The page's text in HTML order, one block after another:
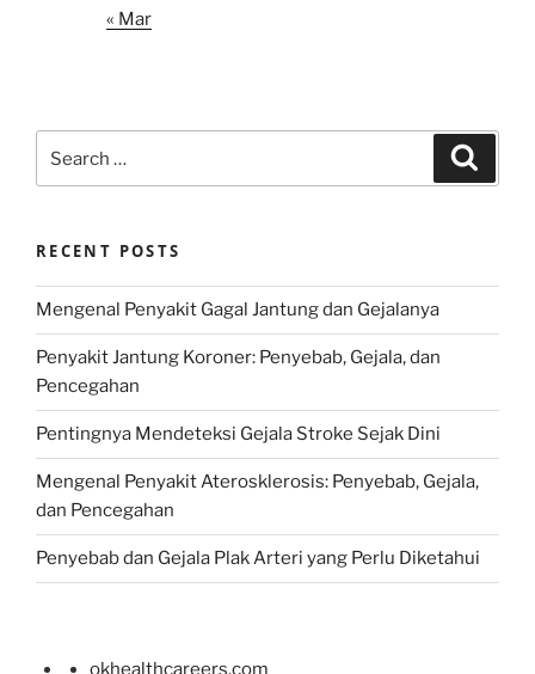
« Mar
for:
RECENT POSTS
Mengenal Penyakit Gagal Jantung dan Gejalanya
Penyakit Jantung Koroner: Penyebab, Gejala, dan
Pencegahan
Pentingnya Mendeteksi Gejala Stroke Sejak Dini
Mengenal Penyakit Aterosklerosis: Penyebab, Gejala,
dan Pencegahan
Penyebab dan Gejala Plak Arteri yang Perlu Diketahui
okhealthcareers.com